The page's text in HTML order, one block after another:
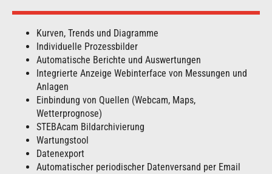
Kurven, Trends und Diagramme
Individuelle Prozessbilder
Automatische Berichte und Auswertungen
Integrierte Anzeige Webinterface von Messungen und
Anlagen
Einbindung von Quellen (Webcam, Maps,
Wetterprognose)
STEBAcam Bildarchivierung
Wartungstool
Datenexport
Automatischer periodischer Datenversand per Email